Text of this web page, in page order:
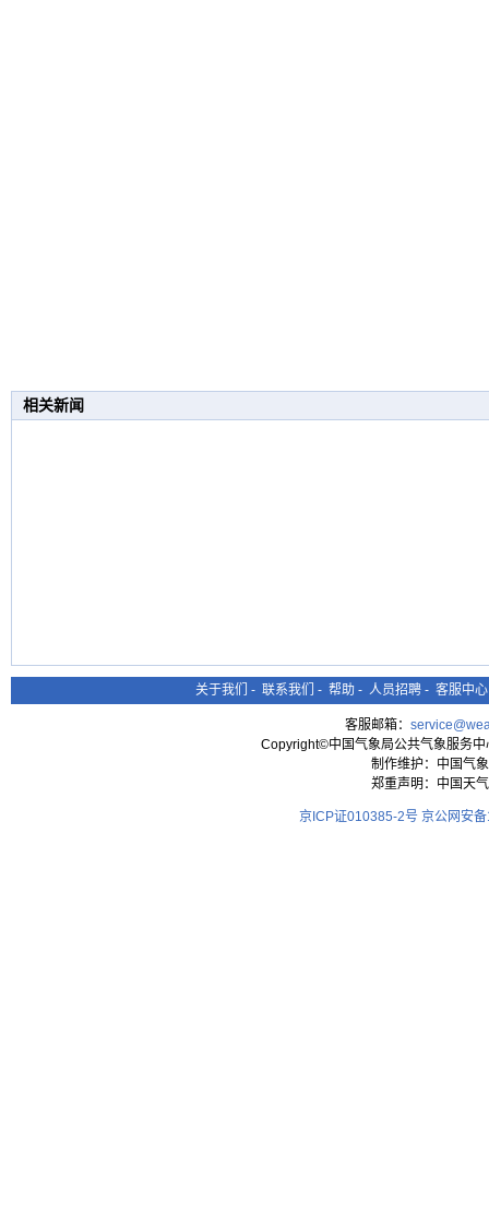
相关新闻
关于我们 - 联系我们 - 帮助 - 人员招聘 - 客服中心
客服邮箱：
Copyright©中国气象局公共气象服务
制作维护：中国气
郑重声明：中国天
京ICP证010385-2号 京公网安